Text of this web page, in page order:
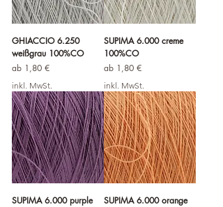
GHIACCIO 6.250
weißgrau 100%CO
ab 1,80 €
Sale-Preis
inkl. MwSt.
SUPIMA 6.000 creme
100%CO
ab 1,80 €
Sale-Preis
inkl. MwSt.
SUPIMA 6.000 purple
SUPIMA 6.000 orange